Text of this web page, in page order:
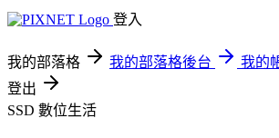
登入
我的部落格 我的部落格後台
我的
登出
SSD 數位生活